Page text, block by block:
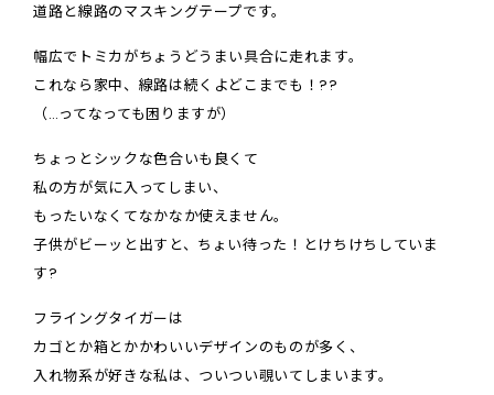
道路と線路のマスキングテープです。
幅広でトミカがちょうどうまい具合に走れます。
これなら家中、線路は続くよどこまでも！ ??
（…ってなっても困りますが）
ちょっとシックな色合いも良くて
私の方が気に入ってしまい、
もったいなくてなかなか使えません。
子供がビーッと出すと、ちょい待った！とけちけちしていま
す?
フライングタイガーは
カゴとか箱とかかわいいデザインのものが多く、
入れ物系が好きな私は、ついつい覗いてしまいます。